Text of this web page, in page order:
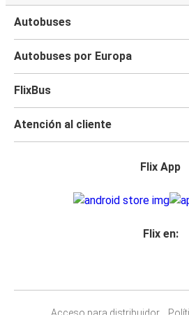
Autobuses
Autobuses por Europa
FlixBus
Atención al cliente
Flix App
Flix en:
Acceso para distribuidor